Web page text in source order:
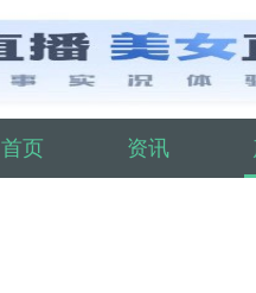
首页 资讯